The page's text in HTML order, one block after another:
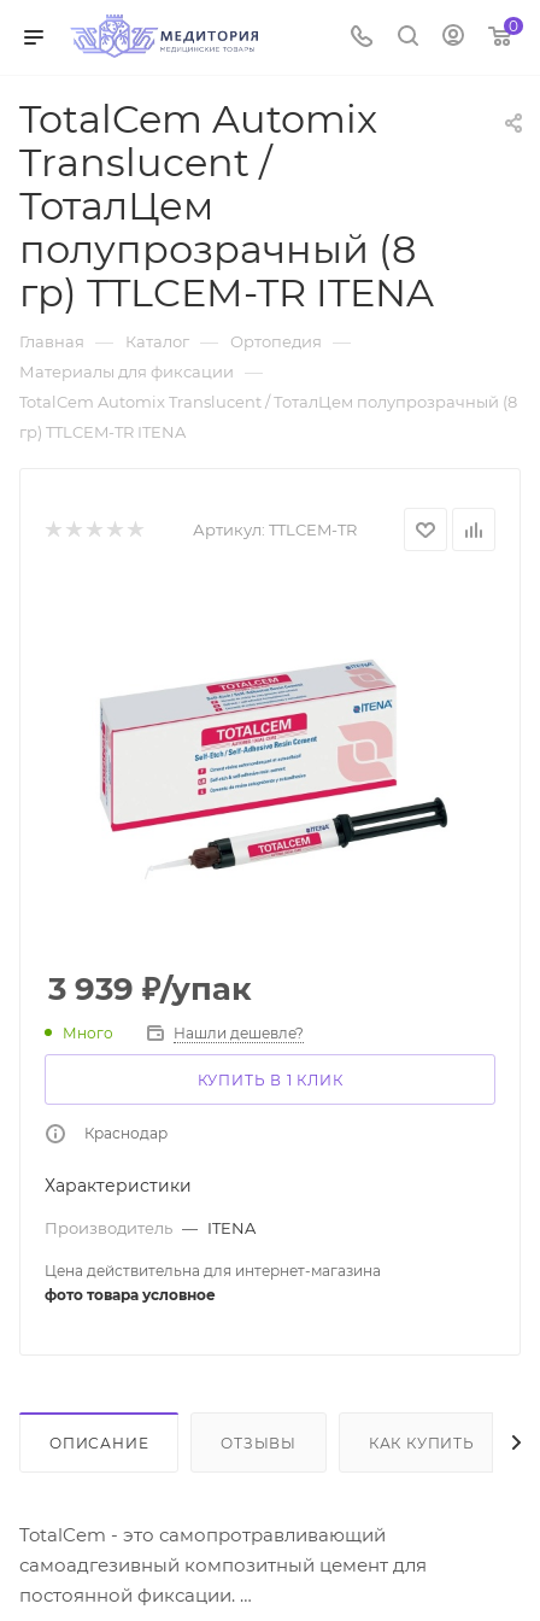
0
TotalCem Automix
Translucent /
ТоталЦем
полупрозрачный (8
гр) TTLCEM-TR ITENA
Главная — Каталог — Ортопедия —
Материалы для фиксации —
TotalCem Automix Translucent / ТоталЦем полупрозрачный (8
гр) TTLCEM-TR ITENA
Артикул: TTLCEM-TR
3 939 ₽/упак
Много Нашли дешевле?
КУПИТЬ В 1 КЛИК
Краснодар
Характеристики
Производитель — ITENA
Цена действительна для интернет-магазина
фото товара условное
ОПИСАНИЕ ОТЗЫВЫ КАК КУПИТЬ
TotalCem - это самопротравливающий
самоадгезивный композитный цемент для
постоянной фиксации.